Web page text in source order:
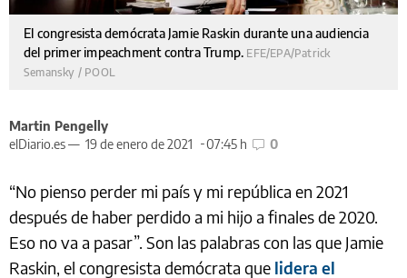
El congresista demócrata Jamie Raskin durante una audiencia
del primer impeachment contra Trump. EFE/EPA/Patrick
Semansky / POOL
Martin Pengelly
elDiario.es — 19 de enero de 2021 07:45 h 0
“No pienso perder mi país y mi república en 2021
después de haber perdido a mi hijo a finales de 2020.
Eso no va a pasar”. Son las palabras con las que Jamie
Raskin, el congresista demócrata que lidera el